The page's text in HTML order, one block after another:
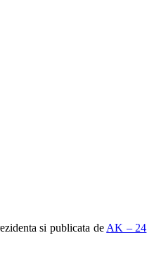
si publicata deAK – 24